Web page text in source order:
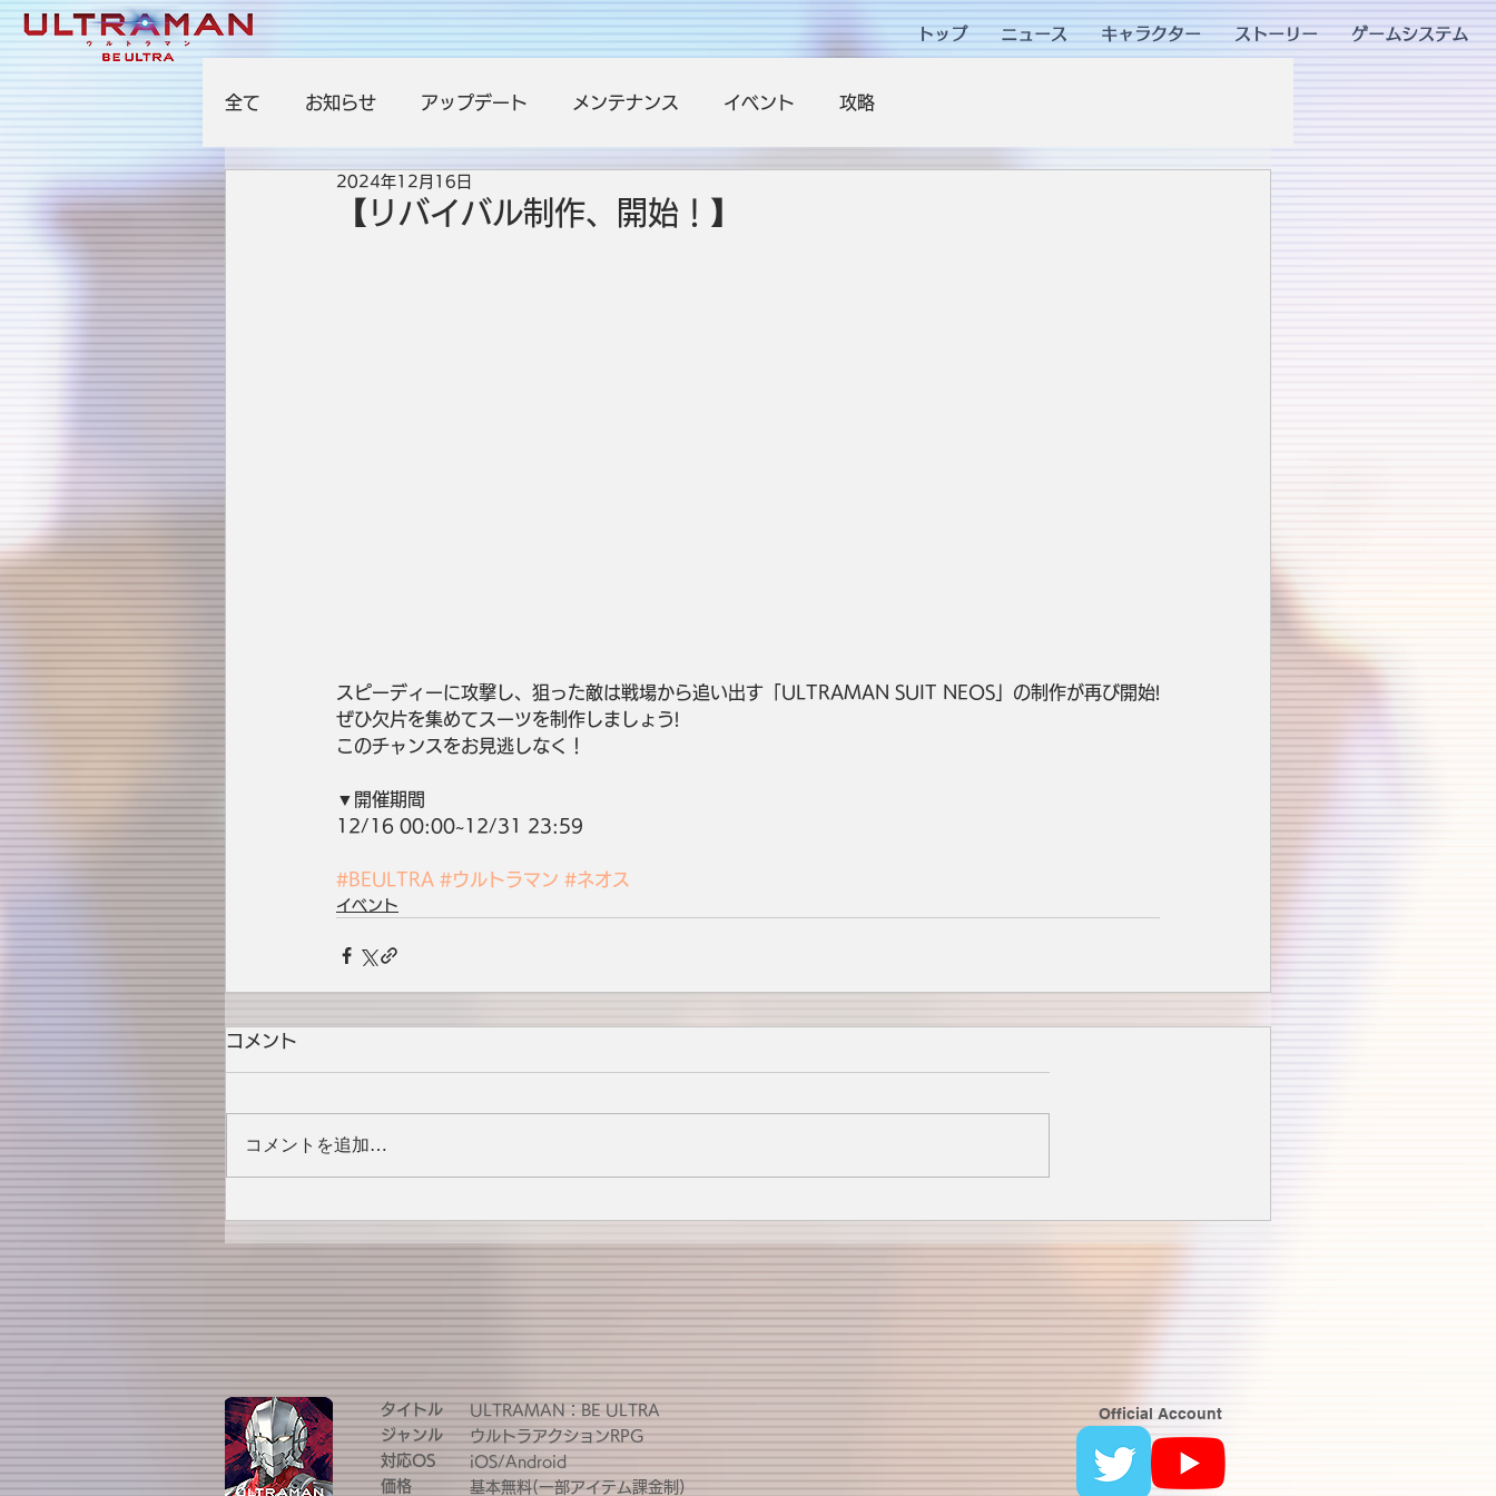
トップ ニュース キャラクター ストーリー ゲームシステム
全て お知らせ アップデート メンテナンス イベント 攻略
【リバイバル制作、開始！】
2024年12月16日
スピーディーに攻撃し、狙った敵は戦場から追い出す「ULTRAMAN SUIT NEOS」の制作が再び開始!
ぜひ欠片を集めてスーツを制作しましょう!
このチャンスをお見逃しなく！
▼開催期間
12/16 00:00~12/31 23:59
#BEULTRA #ウルトラマン #ネオス
イベント
コメント
コメントを追加…
タイトル
ジャンル
対応OS
価格
ULTRAMAN：BE ULTRA
ウルトラアクションRPG
iOS/Android
基本無料(一部アイテム課金制)
Official Account